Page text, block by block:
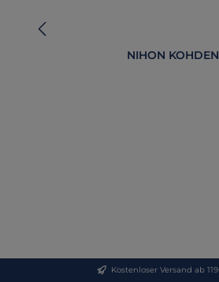
NIHON KOHDEN
Kostenloser Versand ab